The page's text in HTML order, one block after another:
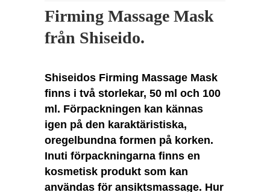
Firming Massage Mask
från Shiseido.
Shiseidos Firming Massage Mask
finns i två storlekar, 50 ml och 100
ml. Förpackningen kan kännas
igen på den karaktäristiska,
oregelbundna formen på korken.
Inuti förpackningarna finns en
kosmetisk produkt som kan
användas för ansiktsmassage. Hur